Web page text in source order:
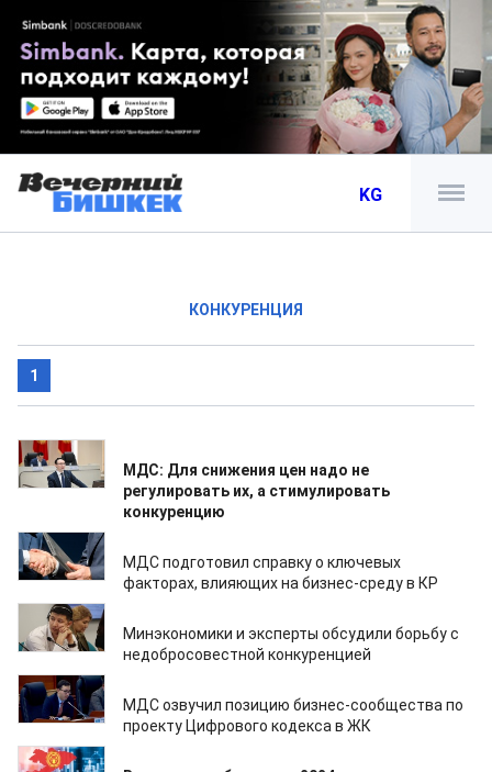
KG
КОНКУРЕНЦИЯ
1
26.05.2026
МДС: Для снижения цен надо не
регулировать их, а стимулировать
конкуренцию
09.03.2026
МДС подготовил справку о ключевых
факторах, влияющих на бизнес-среду в КР
15.05.2025
Минэкономики и эксперты обсудили борьбу с
недобросовестной конкуренцией
21.02.2025
МДС озвучил позицию бизнес-сообщества по
проекту Цифрового кодекса в ЖК
28.12.2024